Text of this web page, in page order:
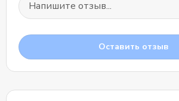
Оставить отзыв